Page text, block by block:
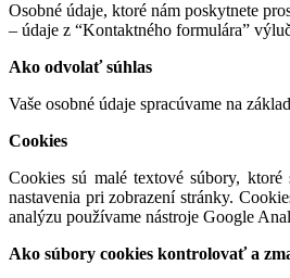
Osobné údaje, ktoré nám poskytnete
– údaje z “Kontaktného formulára”
Ako odvolať súhlas
Vaše osobné údaje spracúvame na
Cookies
Cookies sú malé textové súbory,
nastavenia pri zobrazení stránky.
analýzu používame nástroje Google
Ako súbory cookies kontrolovať a